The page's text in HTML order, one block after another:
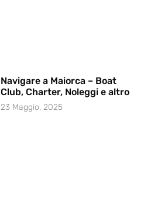
Navigare a Maiorca – Boat
Club, Charter, Noleggi e altro
23 Maggio, 2025